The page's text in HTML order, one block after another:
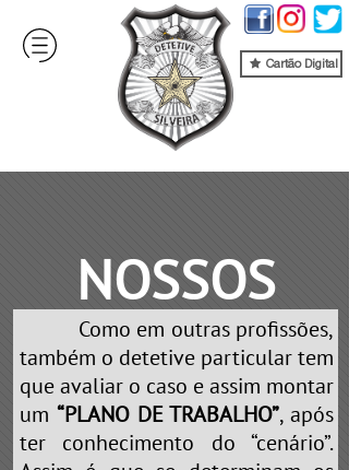
NOSSOS
SERVIÇOS
Como em outras profissões,
também o detetive particular tem
que avaliar o caso e assim montar
um “PLANO DE TRABALHO”, após
ter conhecimento do “cenário”.
Cartão Digital